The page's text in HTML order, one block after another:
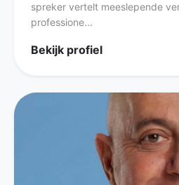
spreker vertelt meeslepende
professione...
Bekijk profiel